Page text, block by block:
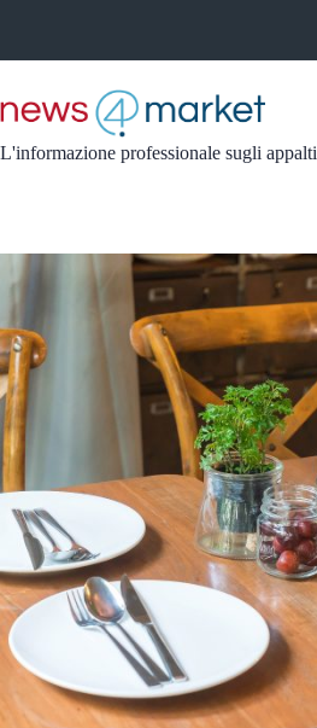
L'informazione professionale sugli appalti